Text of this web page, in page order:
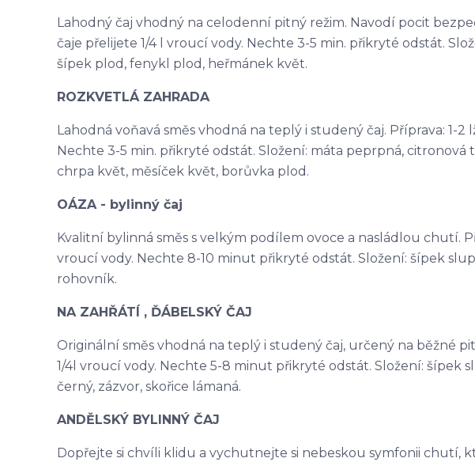
Lahodný čaj vhodný na celodenní pitný režim. Navodí pocit
čaje přelijete 1/4 l vroucí vody. Nechte 3-5 min. přikryté odstát.
šípek plod, fenykl plod, heřmánek květ.
ROZKVETLÁ ZAHRADA
Lahodná voňavá směs vhodná na teplý i studený čaj. Příprava: 1-2
Nechte 3-5 min. přikryté odstát. Složení: máta peprpná, citronová
chrpa květ, měsíček květ, borůvka plod.
OÁZA - bylinný čaj
Kvalitní bylinná směs s velkým podílem ovoce a nasládlou chutí.
vroucí vody. Nechte 8-10 minut přikryté odstát. Složení: šípek
rohovník.
NA ZAHŘÁTÍ , ĎÁBELSKÝ ČAJ
Originální směs vhodná na teplý i studený čaj, určený na běžné
1/4l vroucí vody. Nechte 5-8 minut přikryté odstát. Složení: šípek
černý, zázvor, skořice lámaná.
ANDĚLSKÝ BYLINNÝ ČAJ
Dopřejte si chvíli klidu a vychutnejte si nebeskou symfonii chutí,